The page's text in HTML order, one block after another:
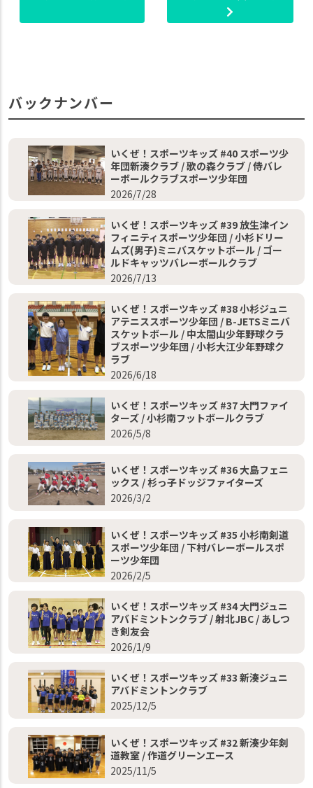
バックナンバー
いくぜ！スポーツキッズ #40 スポーツ少
年団新湊クラブ / 歌の森クラブ / 侍バレ
ーボールクラブスポーツ少年団
2026/7/28
いくぜ！スポーツキッズ #39 放生津イン
フィニティスポーツ少年団 / 小杉ドリー
ムズ(男子)ミニバスケットボール / ゴー
ルドキャッツバレーボールクラブ
2026/7/13
いくぜ！スポーツキッズ #38 小杉ジュニ
アテニススポーツ少年団 / B-JETSミニバ
スケットボール / 中太閤山少年野球クラ
ブスポーツ少年団 / 小杉大江少年野球ク
ラブ
2026/6/18
いくぜ！スポーツキッズ #37 大門ファイ
ターズ / 小杉南フットボールクラブ
2026/5/8
いくぜ！スポーツキッズ #36 大島フェニ
ックス / 杉っ子ドッジファイターズ
2026/3/2
いくぜ！スポーツキッズ #35 小杉南剣道
スポーツ少年団 / 下村バレーボールスポ
ーツ少年団
2026/2/5
いくぜ！スポーツキッズ #34 大門ジュニ
アバドミントンクラブ / 射北JBC / あしつ
き剣友会
2026/1/9
いくぜ！スポーツキッズ #33 新湊ジュニ
アバドミントンクラブ
2025/12/5
いくぜ！スポーツキッズ #32 新湊少年剣
道教室 / 作道グリーンエース
2025/11/5